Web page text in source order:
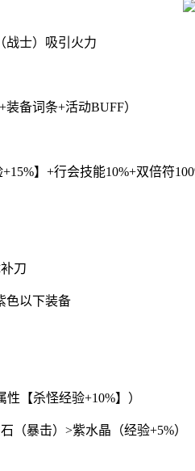
战士）吸引火力
备词条+活动BUFF）
】+行会技能10%+双倍符
刀
色以下装备
【杀怪经验+10%】）
（暴击）>紫水晶（经验+5%）